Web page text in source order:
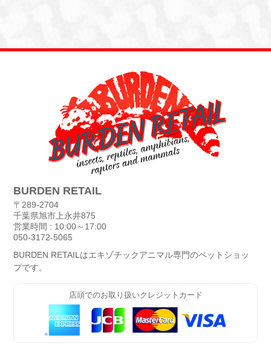
BURDEN RETAIL
〒289-2704
千葉県旭市上永井875
営業時間 : 10:00～17:00
050-3172-5065
BURDEN RETAILはエキゾチックアニマル専門のペットショッ
プです。
店頭でのお取り扱いクレジットカード